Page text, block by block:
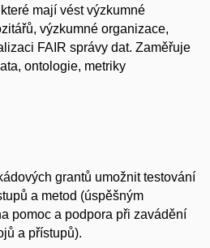
mají vést výzkumné
výzkumné organizace,
FAIR správy dat. Zaměřuje
ontologie, metriky
grantů umožnit testování
a metod (úspěšným
pomoc a podpora při zavádění
a přístupů).